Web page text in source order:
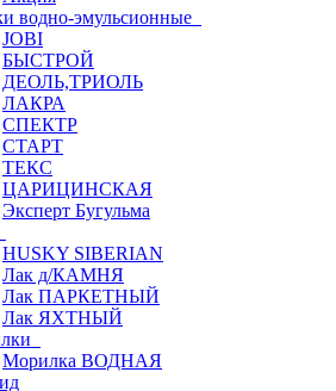
водно-эмульсионные
JOBI
БЫСТРОЙ
ДЕОЛЬ,ТРИОЛЬ
ЛАКРА
СПЕКТР
СТАРТ
ТЕКС
ЦАРИЦИНСКАЯ
Эксперт Бугульма
HUSKY SIBERIAN
Лак д/КАМНЯ
Лак ПАРКЕТНЫЙ
Лак ЯХТНЫЙ
Морилка ВОДНАЯ